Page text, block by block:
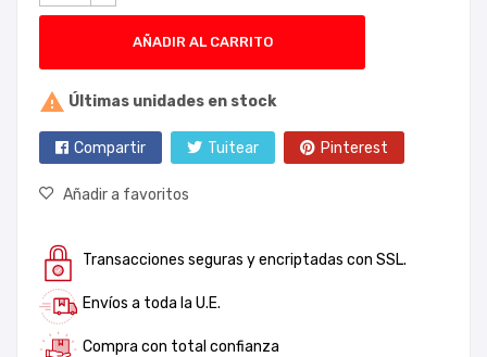
AÑADIR AL CARRITO
 Últimas unidades en stock
Compartir Tuitear Pinterest
Añadir a favoritos
Transacciones seguras y encriptadas con SSL.
Envíos a toda la U.E.
Compra con total confianza